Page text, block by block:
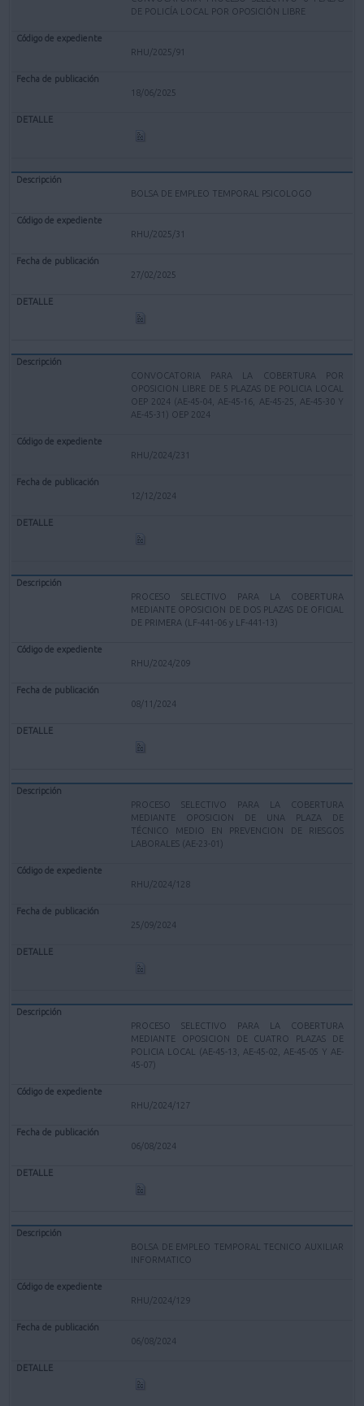
DE POLICÍA LOCAL POR OPOSICIÓN LIBRE
RHU/2025/91
18/06/2025
BOLSA DE EMPLEO TEMPORAL PSICOLOGO
RHU/2025/31
27/02/2025
CONVOCATORIA PARA LA COBERTURA POR
OPOSICION LIBRE DE 5 PLAZAS DE POLICIA LOCAL
OEP 2024 (AE-45-04, AE-45-16, AE-45-25, AE-45-30 Y
AE-45-31) OEP 2024
RHU/2024/231
12/12/2024
PROCESO SELECTIVO PARA LA COBERTURA
MEDIANTE OPOSICION DE DOS PLAZAS DE OFICIAL
DE PRIMERA (LF-441-06 y LF-441-13)
RHU/2024/209
08/11/2024
PROCESO SELECTIVO PARA LA COBERTURA
MEDIANTE OPOSICION DE UNA PLAZA DE
TÉCNICO MEDIO EN PREVENCION DE RIESGOS
LABORALES (AE-23-01)
RHU/2024/128
25/09/2024
PROCESO SELECTIVO PARA LA COBERTURA
MEDIANTE OPOSICION DE CUATRO PLAZAS DE
POLICIA LOCAL (AE-45-13, AE-45-02, AE-45-05 Y AE-
45-07)
RHU/2024/127
06/08/2024
BOLSA DE EMPLEO TEMPORAL TECNICO AUXILIAR
INFORMATICO
RHU/2024/129
06/08/2024